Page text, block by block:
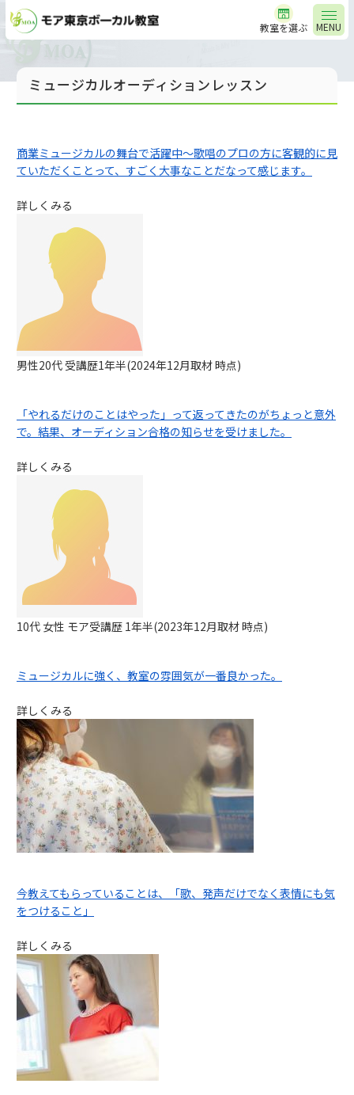
MENU
教室を選ぶ
ミュージカルオーディションレッスン
商業ミュージカルの舞台で活躍中～歌唱のプロの方に客観的に見
ていただくことって、すごく大事なことだなって感じます。
詳しくみる
男性20代 受講歴1年半(2024年12月取材 時点)
「やれるだけのことはやった」って返ってきたのがちょっと意外
で。結果、オーディション合格の知らせを受けました。
詳しくみる
10代 女性 モア受講歴 1年半(2023年12月取材 時点)
ミュージカルに強く、教室の雰囲気が一番良かった。
詳しくみる
今教えてもらっていることは、「歌、発声だけでなく表情にも気
をつけること」
詳しくみる